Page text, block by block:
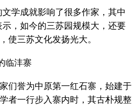
学成就影响了很多作家，其中
示，如今的三苏园规模大，还要
使三苏文化发扬光大。
临沣寨
誉为中原第一红石寨，始建于
者一行步入寨内时，其古朴规整